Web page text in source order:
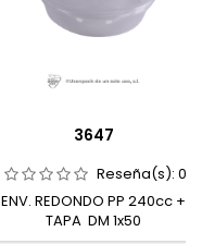
3647
Reseña(s): 0
ENV. REDONDO PP 240cc +
TAPA DM 1x50